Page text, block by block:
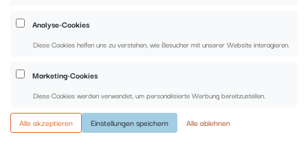
Analyse-Cookies
Diese Cookies helfen uns zu verstehen, wie Besucher mit unserer Website interagieren.
Marketing-Cookies
Diese Cookies werden verwendet, um personalisierte Werbung bereitzustellen.
Alle akzeptieren Einstellungen speichern Alle ablehnen